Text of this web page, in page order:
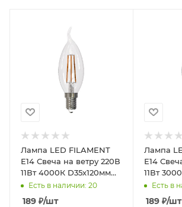
Лампа LED FILAMENT
Е14 Свеча на ветру 220В
11Вт 4000К D35х120мм
Прозрачная колба
900Лм Sky Uniel
Есть в наличии: 20
189 ₽/шт
Лампа
Е14
11Вт
900Лм
Есть в
189 ₽/шт